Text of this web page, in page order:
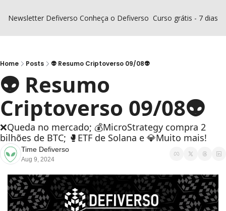
Newsletter Defiverso Conheça o Defiverso Curso grátis - 7 dias
Home Posts 👽 Resumo Criptoverso 09/08👽
👽 Resumo
Criptoverso 09/08👽
❌Queda no mercado; 💰MicroStrategy compra 2
bilhões de BTC; 🥊ETF de Solana e 💎Muito mais!
Time Defiverso
Aug 9, 2024